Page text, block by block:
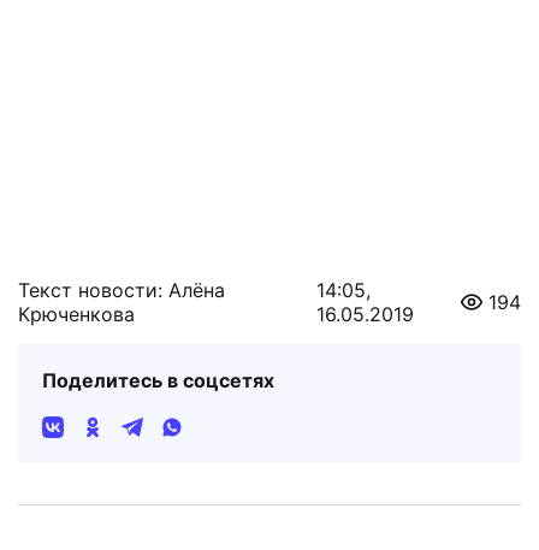
Текст новости: Алёна
Крюченкова
14:05,
16.05.2019
194
Поделитесь в соцсетях